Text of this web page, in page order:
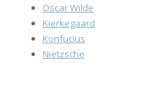
Oscar Wilde
Kierkegaard
Konfucius
Nietzsche